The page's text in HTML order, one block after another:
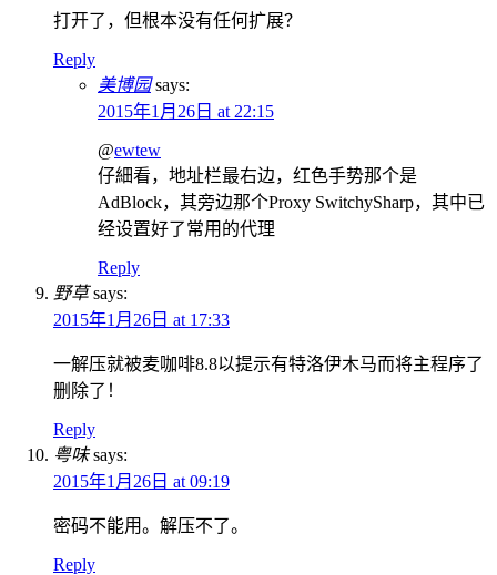
打开了，但根本没有任何扩展？
Reply
美博园 says:
2015年1月26日 at 22:15
@ewtew
仔細看，地址栏最右边，红色手势那个是
AdBlock，其旁边那个Proxy SwitchySharp，其中已
经设置好了常用的代理
Reply
野草 says:
2015年1月26日 at 17:33
一解压就被麦咖啡8.8以提示有特洛伊木马而将主程序了
删除了！
Reply
粤味 says:
2015年1月26日 at 09:19
密码不能用。解压不了。
Reply